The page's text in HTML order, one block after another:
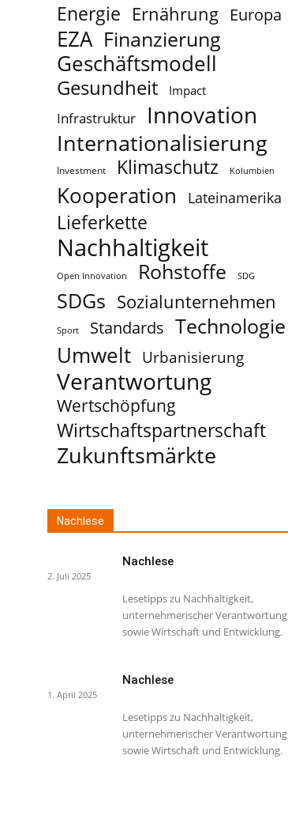
Energie Ernährung Europa
EZA Finanzierung
Geschäftsmodell
Gesundheit Impact
Infrastruktur Innovation
Internationalisierung
Investment Klimaschutz Kolumbien
Kooperation Lateinamerika
Lieferkette
Nachhaltigkeit
Open Innovation Rohstoffe SDG
SDGs Sozialunternehmen
Sport Standards Technologie
Umwelt Urbanisierung
Verantwortung
Wertschöpfung
Wirtschaftspartnerschaft
Zukunftsmärkte
Nachlese
Nachlese
2. Juli 2025
Lesetipps zu Nachhaltigkeit,
unternehmerischer Verantwortung
sowie Wirtschaft und Entwicklung.
Nachlese
1. April 2025
Lesetipps zu Nachhaltigkeit,
unternehmerischer Verantwortung
sowie Wirtschaft und Entwicklung.